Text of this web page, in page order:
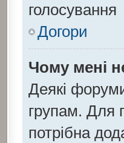
голосування
Догори
Чому мені
Деякі
групам. Для
потрібна